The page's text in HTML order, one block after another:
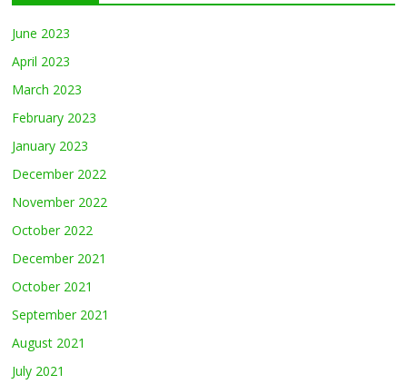
June 2023
April 2023
March 2023
February 2023
January 2023
December 2022
November 2022
October 2022
December 2021
October 2021
September 2021
August 2021
July 2021